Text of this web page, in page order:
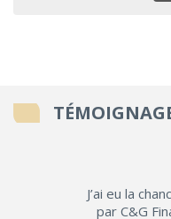
J’ai eu la
par C&G